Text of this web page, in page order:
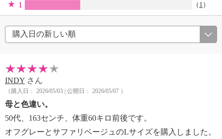
1 （ 1 ）
INDY さん
（購入日： 2026/05/03 | 公開日： 2026/05/07 ）
母と色違い。
50代、163センチ、体重60キロ前後です。
オフグレーとサファリベージュのLサイズを購入しました。